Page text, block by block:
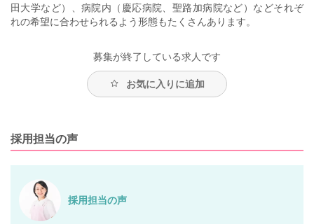
田大学など）、病院内（慶応病院、聖路加病院など）などそれぞ
れの希望に合わせられるよう形態もたくさんあります。
募集が終了している求人です
お気に入りに追加
採用担当の声
採用担当の声